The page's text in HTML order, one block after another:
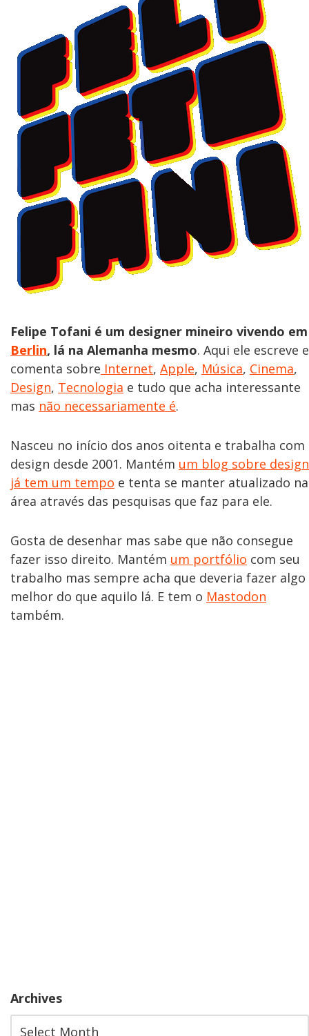
Felipe Tofani é um designer mineiro vivendo em
Berlin, lá na Alemanha mesmo. Aqui ele escreve e
comenta sobre Internet, Apple, Música, Cinema,
Design, Tecnologia e tudo que acha interessante
mas não necessariamente é.
Nasceu no início dos anos oitenta e trabalha com
design desde 2001. Mantém um blog sobre design
já tem um tempo e tenta se manter atualizado na
área através das pesquisas que faz para ele.
Gosta de desenhar mas sabe que não consegue
fazer isso direito. Mantém um portfólio com seu
trabalho mas sempre acha que deveria fazer algo
melhor do que aquilo lá. E tem o Mastodon
também.
Archives